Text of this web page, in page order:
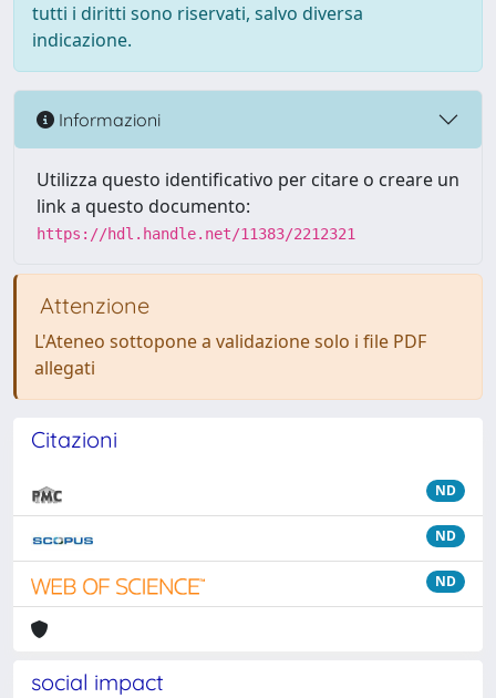
tutti i diritti sono riservati, salvo diversa
indicazione.
Informazioni
Utilizza questo identificativo per citare o creare un
link a questo documento:
https://hdl.handle.net/11383/2212321
Attenzione
L'Ateneo sottopone a validazione solo i file PDF
allegati
Citazioni
ND
ND
ND
social impact